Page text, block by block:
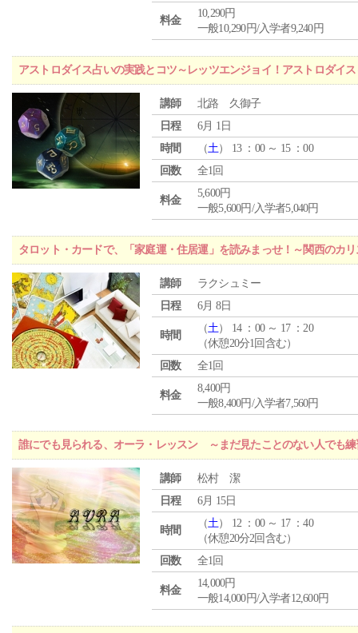
料金
10,290円
一般10,290円/入学者9,240円
アストロダイス占いの実践とコツ～レッツエンジョイ！アストロダイス
講師
北路 久御子
日程
6月 1日
時間
（土） 13 ：00 ～ 15 ：00
回数
全1回
料金
5,600円
一般5,600円/入学者5,040円
タロット・カードで、「家庭運・住居運」を読みまっせ！～関西のカ
講師
ラクシュミー
日程
6月 8日
時間
（土） 14 ：00 ～ 17 ：20
（休憩20分1回含む）
回数
全1回
料金
8,400円
一般8,400円/入学者7,560円
誰にでも見られる、オーラ・レッスン ～まだ見たことのない人でも
講師
松村 潔
日程
6月 15日
時間
（土） 12 ：00 ～ 17 ：40
（休憩20分2回含む）
回数
全1回
料金
14,000円
一般14,000円/入学者12,600円